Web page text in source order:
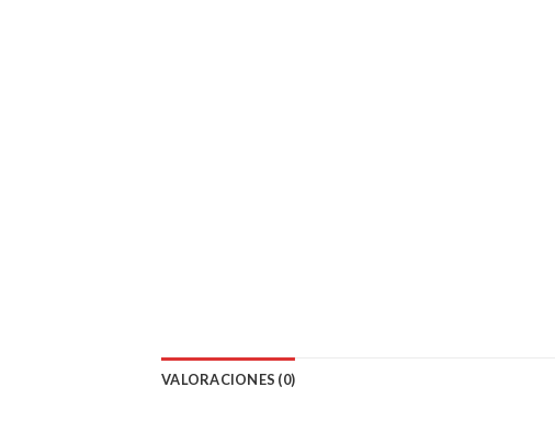
VALORACIONES (0)